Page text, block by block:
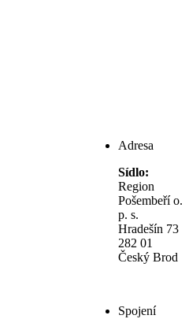
Adresa
Sídlo:
Region
Pošembeří o.
p. s.
Hradešín 73
282 01
Český Brod
Spojení